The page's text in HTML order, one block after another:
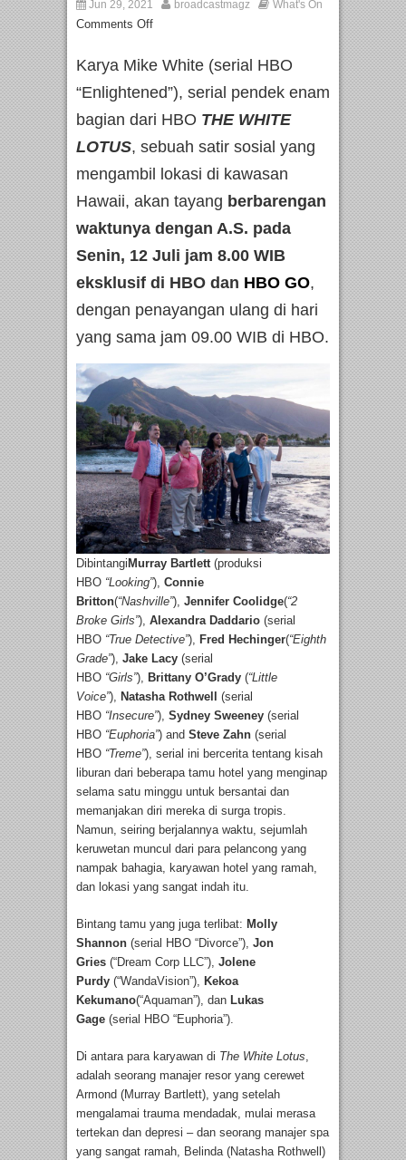
Jun 29, 2021 broadcastmagz What's On
Comments Off
Karya Mike White (serial HBO
“Enlightened”), serial pendek enam
bagian dari HBO THE WHITE
LOTUS, sebuah satir sosial yang
mengambil lokasi di kawasan
Hawaii, akan tayang berbarengan
waktunya dengan A.S. pada
Senin, 12 Juli jam 8.00 WIB
eksklusif di HBO dan HBO GO,
dengan penayangan ulang di hari
yang sama jam 09.00 WIB di HBO.
Dibintangi Murray Bartlett(produksi
HBO “Looking”), Connie
Britton(“Nashville”), Jennifer Coolidge(“2
Broke Girls”), Alexandra Daddario (serial
HBO “True Detective”), Fred Hechinger(“Eighth
Grade”), Jake Lacy (serial
HBO “Girls”), Brittany O’Grady (“Little
Voice”), Natasha Rothwell
(serial
HBO “Insecure”), Sydney Sweeney (serial
HBO “Euphoria”) and Steve Zahn (serial
HBO “Treme”), serial ini bercerita tentang kisah
liburan dari beberapa tamu hotel yang menginap
selama satu minggu untuk bersantai dan
memanjakan diri mereka di surga tropis.
Namun, seiring berjalannya waktu, sejumlah
keruwetan muncul dari para pelancong yang
nampak bahagia, karyawan hotel yang ramah,
dan lokasi yang sangat indah itu.
Bintang tamu yang juga terlibat: Molly
Shannon (serial HBO “Divorce”), Jon
Gries (“Dream Corp LLC”), Jolene
Purdy (“WandaVision”), Kekoa
Kekumano(“Aquaman”), dan Lukas
Gage (serial HBO “Euphoria”).
Di antara para karyawan di The White Lotus,
adalah seorang manajer resor yang cerewet
Armond (Murray Bartlett), yang setelah
mengalamai trauma mendadak, mulai merasa
tertekan dan depresi – dan seorang manajer spa
yang sangat ramah, Belinda (Natasha Rothwell)